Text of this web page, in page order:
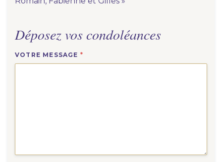
Déposez vos condoléances
VOTRE MESSAGE *